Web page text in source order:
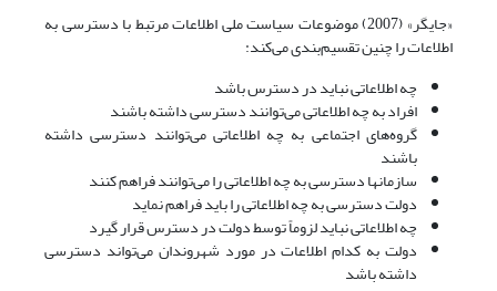
«جایگر» (2007) موضوعات سیاست ملی اطلاعات مرتبط با دسترسی به
اطلاعات را چنین تقسیم‌بندی می‌کند:
چه اطلاعاتی نباید در دسترس باشد
افراد به چه اطلاعاتی می‌توانند دسترسی داشته باشند
گروه‌های اجتماعی به چه اطلاعاتی می‌توانند دسترسی داشته
باشند
سازمانها دسترسی به چه اطلاعاتی را می‌توانند فراهم کنند
دولت دسترسی به چه اطلاعاتی را باید فراهم نماید
چه اطلاعاتی نباید لزوماً توسط دولت در دسترس قرار گیرد‌
دولت به کدام اطلاعات در مورد شهروندان می‌تواند دسترسی
داشته باشد